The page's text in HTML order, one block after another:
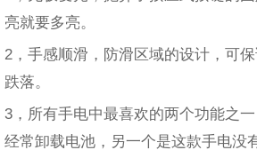
亮就要多亮。
2，手感顺滑，防滑区域的设计，可
跌落。
3，所有手电中最喜欢的两个功能之
经常卸载电池，另一个是这款手电没